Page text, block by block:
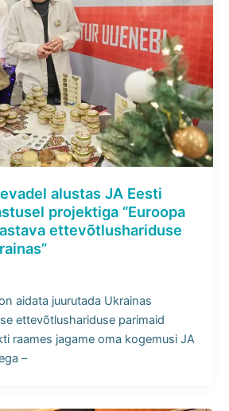
alustas JA Eesti
projektiga “Euroopa
ettevõtlushariduse
aidata juurutada Ukrainas
ettevõtlushariduse parimaid
raames jagame oma kogemusi JA
–